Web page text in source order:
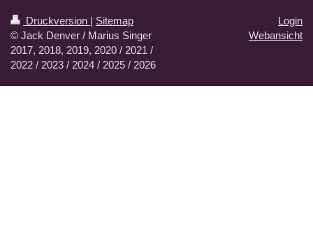
Druckversion | Sitemap
© Jack Denver / Marius Singer
2017, 2018, 2019, 2020 / 2021 /
2022 / 2023 / 2024 / 2025 / 2026
Login
Webansicht